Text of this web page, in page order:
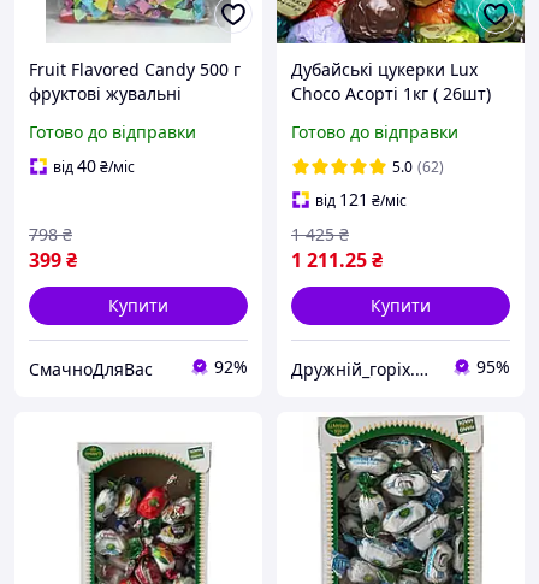
Fruit Flavored Candy 500 г
фруктові жувальні
преміум десерт snack,
натуральні фруктові
Готово до відправки
від40₴/міс
399₴
798 ₴
Купити
СмачноДляВас 92%
Дубайські цукерки Lux
Choco Асорті 1кг ( 26шт)
Готово до відправки
5.0 (62)
від 121 ₴/міс
1 211.25₴
1 425 ₴
Купити
Дружній_горіх.юа 95%